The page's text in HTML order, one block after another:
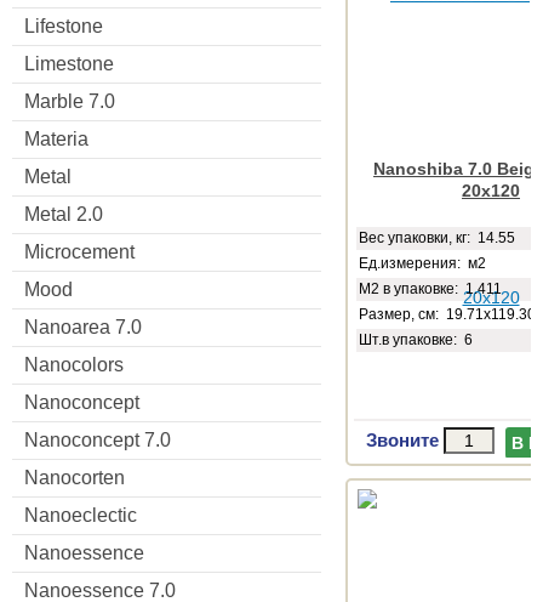
Lifestone
Limestone
Marble 7.0
Materia
Metal
Metal 2.0
Microcement
Mood
Nanoarea 7.0
Nanocolors
Nanoconcept
Nanoconcept 7.0
Nanocorten
Nanoeclectic
Nanoessence
Nanoessence 7.0
Nanoshiba 7.0
20x120
Веc упаковки, кг: 14.55
Ед.измерения: м2
М2 в упаковке: 1.411
Размер, см: 19.71x119.30
Шт.в упаковке: 6
Звоните В